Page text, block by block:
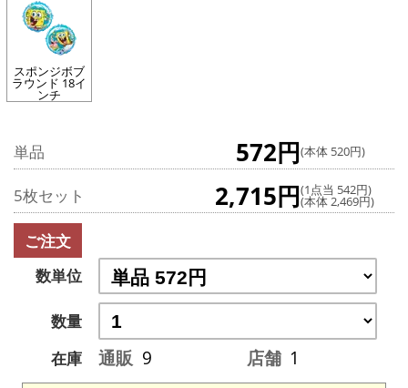
スポンジボブ
ラウンド 18イ
ンチ
単品 572円(本体 520円)
5枚セット 2,715円(1点当 542円)
(本体 2,469円)
ご注文
数単位
数量
在庫
通販 9 店舗 1